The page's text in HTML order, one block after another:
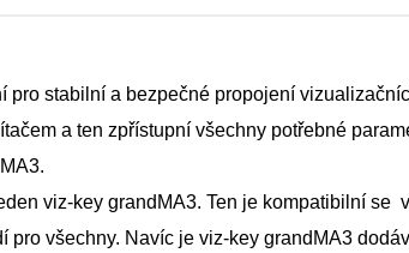
pro stabilní a bezpečné propojení
a ten zpřístupní všechny potřebné
viz-key grandMA3. Ten je kompatibilní
pro všechny. Navíc je viz-key grandMA3